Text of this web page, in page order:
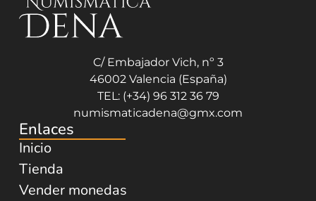
C/ Embajador Vich, nº 3
46002 Valencia (España)
TEL: (+34) 96 312 36 79
numismaticadena@gmx.com
Enlaces
Inicio
Tienda
Vender monedas